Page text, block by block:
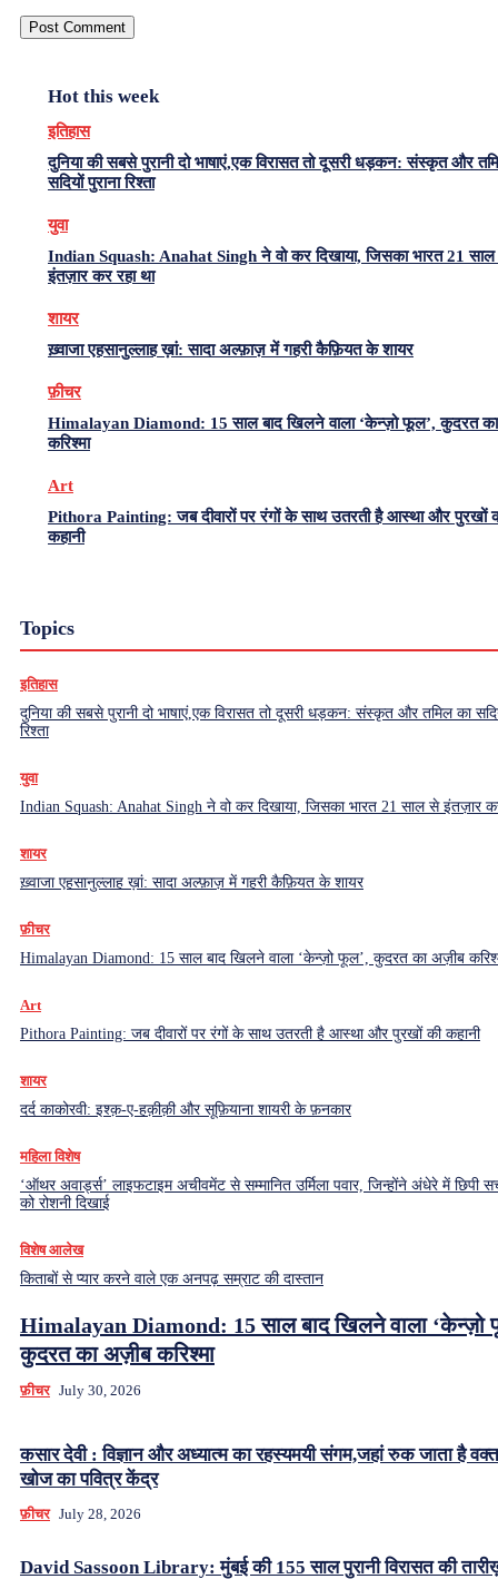
Hot this week
इतिहास
दुनिया की सबसे पुरानी दो भाषाएं,एक विरासत तो दूसरी धड़कन: संस्कृत और
सदियों पुराना रिश्ता
युवा
Indian Squash: Anahat Singh ने वो कर दिखाया, जिसका भारत 21
इंतज़ार कर रहा था
शायर
ख़्वाजा एहसानुल्लाह ख़ां: सादा अल्फ़ाज़ में गहरी कैफ़ियत के शायर
फ़ीचर
Himalayan Diamond: 15 साल बाद खिलने वाला ‘केन्ज़ो फूल’, कुदरत
करिश्मा
Art
Pithora Painting: जब दीवारों पर रंगों के साथ उतरती है आस्था और पुरखों
कहानी
Topics
इतिहास
दुनिया की सबसे पुरानी दो भाषाएं,एक विरासत तो दूसरी धड़कन: संस्कृत और तमिल का
रिश्ता
युवा
Indian Squash: Anahat Singh ने वो कर दिखाया, जिसका भारत 21 साल से इंतज़ार
शायर
ख़्वाजा एहसानुल्लाह ख़ां: सादा अल्फ़ाज़ में गहरी कैफ़ियत के शायर
फ़ीचर
Himalayan Diamond: 15 साल बाद खिलने वाला ‘केन्ज़ो फूल’, कुदरत का अज़ीब
Art
Pithora Painting: जब दीवारों पर रंगों के साथ उतरती है आस्था और पुरखों की कहानी
शायर
दर्द काकोरवी: इश्क़-ए-हक़ीक़ी और सूफ़ियाना शायरी के फ़नकार
महिला विशेष
‘ऑथर अवार्ड्स’ लाइफटाइम अचीवमेंट से सम्मानित उर्मिला पवार, जिन्होंने अंधेरे में छिपी
को रोशनी दिखाई
विशेष आलेख
किताबों से प्यार करने वाले एक अनपढ़ सम्राट की दास्तान
Himalayan Diamond: 15 साल बाद खिलने वाला ‘केन्ज़ो
कुदरत का अज़ीब करिश्मा
फ़ीचर July 30, 2026
कसार देवी : विज्ञान और अध्यात्म का रहस्यमयी संगम,जहां रुक जाता है
खोज का पवित्र केंद्र
फ़ीचर July 28, 2026
David Sassoon Library: मुंबई की 155 साल पुरानी विरासत की